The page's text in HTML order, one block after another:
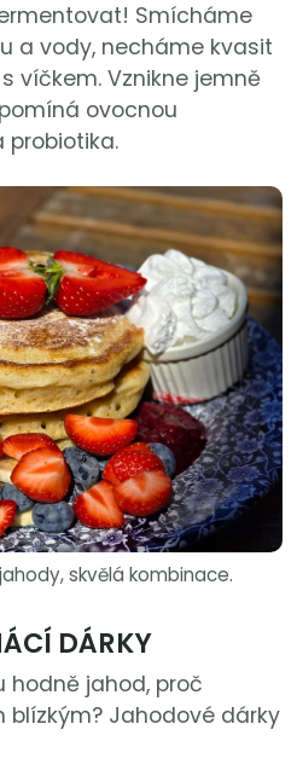
Smícháme
a vody, necháme kvasit
víčkem. Vznikne jemně
ovocnou
probiotika.
skvělá kombinace.
DÁRKY
hodně jahod, proč
Jahodové dárky